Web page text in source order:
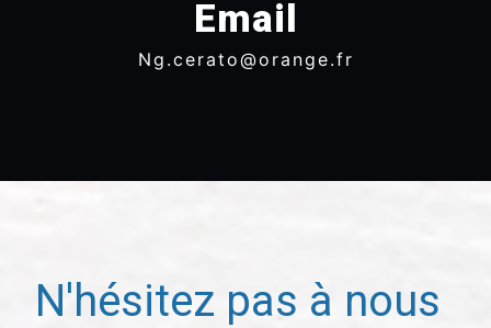
Email
ng.cerato@orange.fr
N'hésitez pas à nous